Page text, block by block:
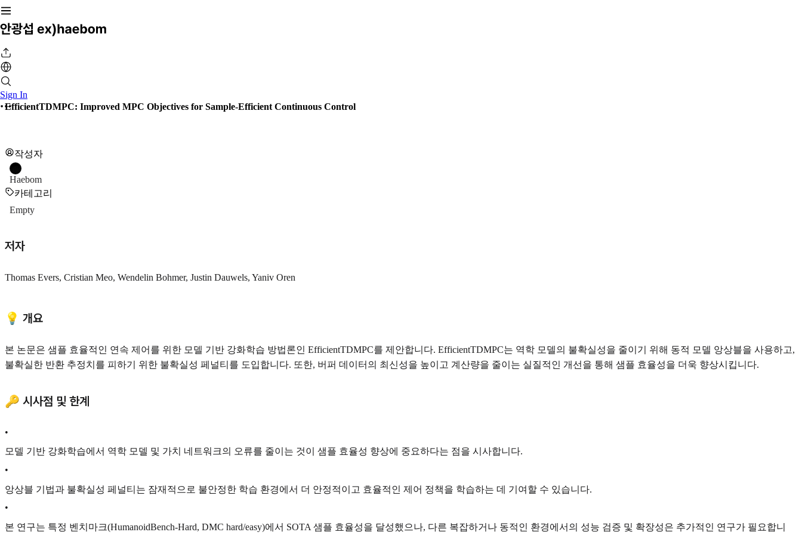
Sign In
EfficientTDMPC: Improved MPC Objectives for Sample-Efficient Continuous Control
작성자
Haebom
카테고리
Empty
저자
Thomas Evers, Cristian Meo, Wendelin Bohmer, Justin Dauwels, Yaniv Oren
💡 개요
본 논문은 샘플 효율적인 연속 제어를 위한 모델 기반 강화학습 방법론인 EfficientTDMPC를 제안합니다. EfficientTDMPC는 역학 모델의 불확실성을 줄이기 위해 동적 모델 앙상블을 사용하고,
불확실한 반환 추정치를 피하기 위한 불확실성 페널티를 도입합니다. 또한, 버퍼 데이터의 최신성을 높이고 계산량을 줄이는 실질적인 개선을 통해 샘플 효율성을 더욱 향상시킵니다.
🔑 시사점 및 한계
•
모델 기반 강화학습에서 역학 모델 및 가치 네트워크의 오류를 줄이는 것이 샘플 효율성 향상에 중요하다는 점을 시사합니다.
•
앙상블 기법과 불확실성 페널티는 잠재적으로 불안정한 학습 환경에서 더 안정적이고 효율적인 제어 정책을 학습하는 데 기여할 수 있습니다.
•
본 연구는 특정 벤치마크(HumanoidBench-Hard, DMC hard/easy)에서 SOTA 샘플 효율성을 달성했으나, 다른 복잡하거나 동적인 환경에서의 성능 검증 및 확장성은 추가적인 연구가 필요합니